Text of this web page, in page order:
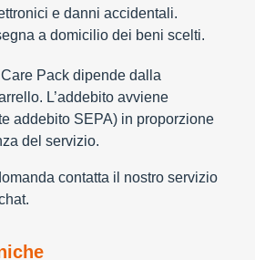
e danni accidentali.
a domicilio dei beni scelti.
Care Pack dipende dalla
L’addebito avviene
addebito SEPA) in proporzione
del servizio.
contatta il nostro servizio